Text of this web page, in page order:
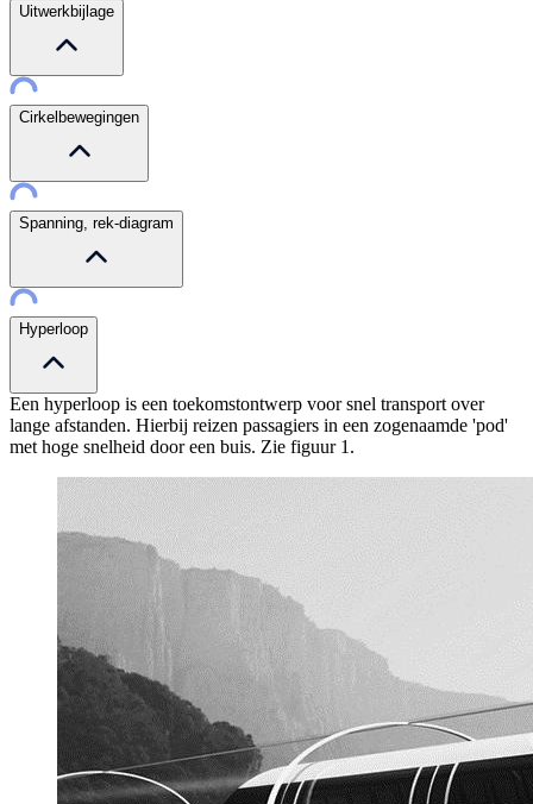
Uitwerkbijlage
Cirkelbewegingen
Spanning, rek-diagram
Hyperloop
Een hyperloop is een toekomstontwerp voor snel transport over
lange afstanden. Hierbij reizen passagiers in een zogenaamde 'pod'
met hoge snelheid door een buis. Zie figuur 1.